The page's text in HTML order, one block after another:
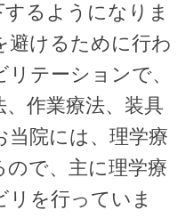
るようになりま
避けるために行わ
テーションで、
作業療法、装具
院には、理学療
で、主に理学療
リを行っていま